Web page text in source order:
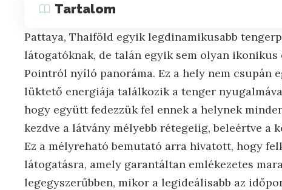
Tartalom
Pattaya, Thaiföld egyik legdinamikusabb
látogatóknak, de talán egyik sem olyan
Pointról nyíló panoráma. Ez a hely nem csupán
lüktető energiája találkozik a tenger
hogy együtt fedezzük fel ennek a helynek
kezdve a látvány mélyebb rétegeiig, beleértve a
Ez a mélyreható bemutató arra hivatott, hogy
látogatásra, amely garantáltan emlékezetes
legegyszerűbben, mikor a legideálisabb az